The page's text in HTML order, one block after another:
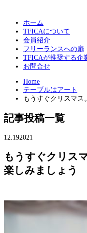
ホーム
TFICAについて
会員紹介
フリーランスへの扉
TFICAが推奨する企
お問合せ
Home
テーブルはアート
もうすぐクリスマス
記事投稿一覧
12.192021
もうすぐクリス
楽しみましょう